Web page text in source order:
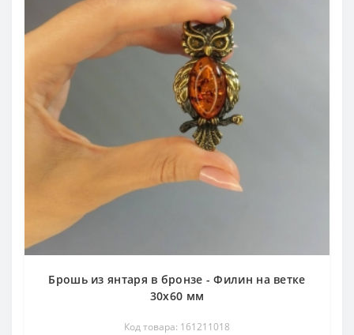
Брошь из янтаря в бронзе - Филин на ветке
30х60 мм
Код товара: 161211018